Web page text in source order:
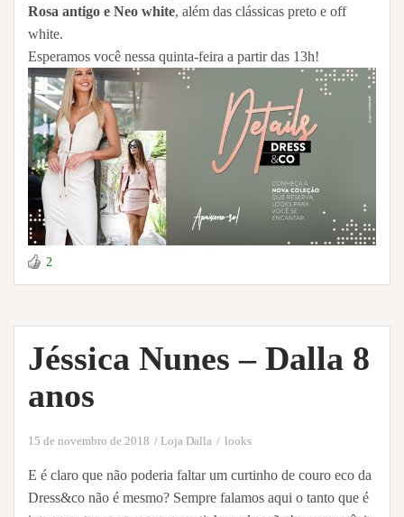
Rosa antigo e Neo white, além das clássicas preto e off
white. ⠀⠀⠀
Esperamos você nessa quinta-feira a partir das 13h!
2
Jéssica Nunes – Dalla 8
anos
15 de novembro de 2018 Loja Dalla looks
E é claro que não poderia faltar um curtinho de couro eco da
Dress&co não é mesmo? Sempre falamos aqui o tanto que é